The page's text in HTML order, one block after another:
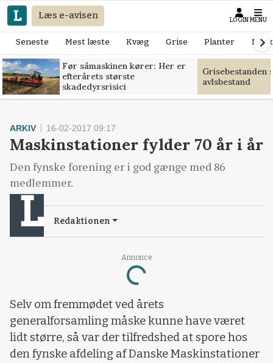
Læs e-avisen LOGIN MENU
Seneste Mest læste Kvæg Grise Planter
Før såmaskinen kører: Her er
efterårets største
skadedyrsrisici
Grisebestanden
avlsbestand
Annonce
Loading...
ARKIV 16-02-2017 09:17
Maskinstationer fylder 70 år i år
Den fynske forening er i god gænge med 86
medlemmer.
Redaktionen
Selv om fremmødet ved årets
generalforsamling måske kunne have været
lidt større, så var der tilfredshed at spore hos
den fynske afdeling af Danske Maskinstationer